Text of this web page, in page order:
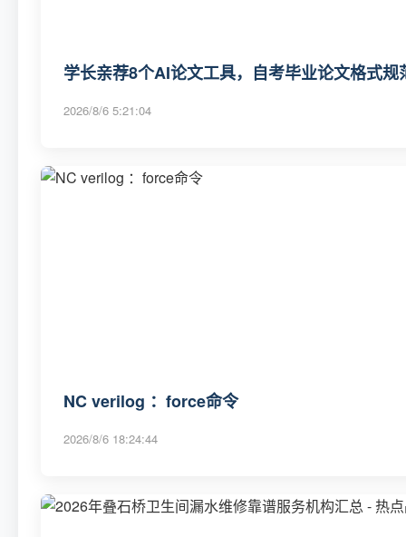
学长亲荐8个AI论文工具，自考毕业论文格式规
2026/8/6 5:21:04
NC verilog ：force命令
2026/8/6 18:24:44